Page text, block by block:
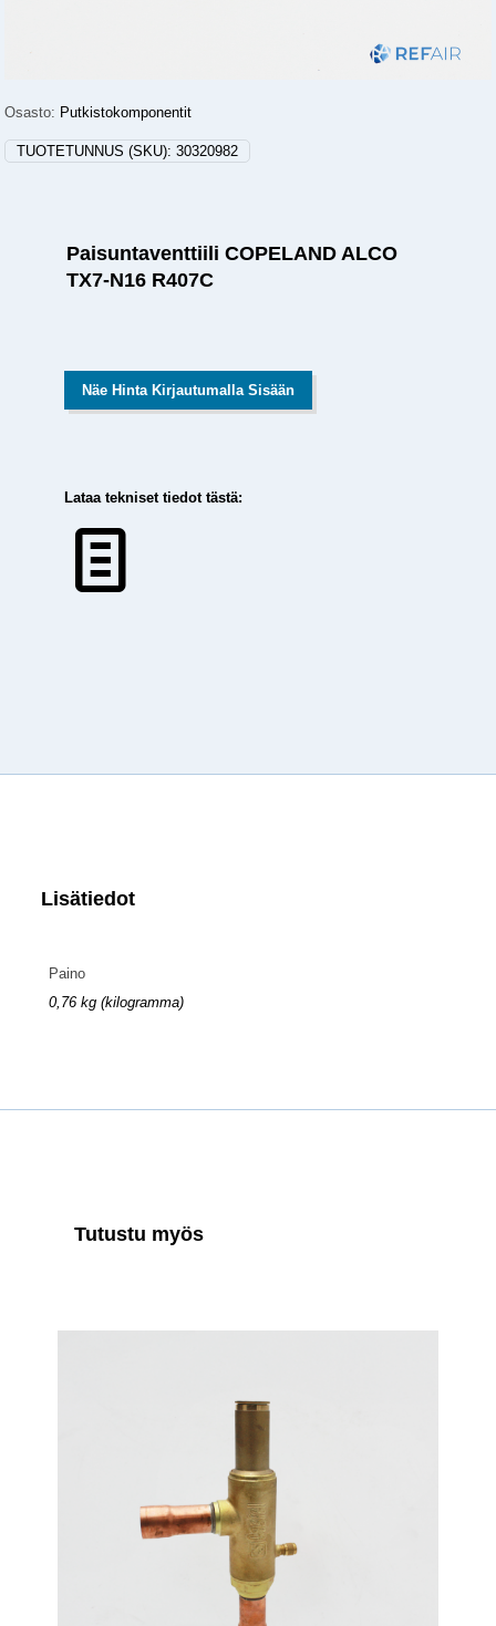
Osasto: Putkistokomponentit
TUOTETUNNUS (SKU):30320982
Paisuntaventtiili COPELAND ALCO
TX7-N16 R407C
Näe Hinta Kirjautumalla Sisään
Lataa tekniset tiedot tästä:
Lisätiedot
Paino
0,76 kg (kilogramma)
Tutustu myös